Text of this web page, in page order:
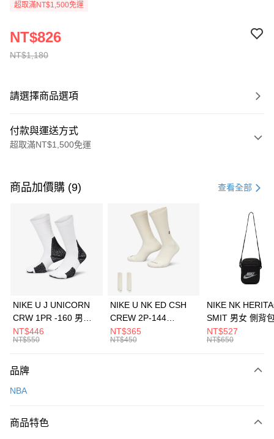
超取滿NT$1,500免運
NT$1,180
NT$826
請選擇商品選項
付款與運送方式
超取滿NT$1,500免運
信用卡一次付款
3 期 0 利率 每期 21家銀行
合作金庫商業銀行
第一商業銀行
華南商業銀行
彰化商業銀行
上海商業儲蓄銀行
元大商業銀行
台灣樂天信用卡公司
Apple Pay
全盈+PAY
AFTEE先享後付
【關於「AFTEE先享後付」】
便利好安心！
３．安心：先確認商品／服務後，再付款。
運送方式
每筆NT$100，滿NT$1,500(含以上)免運費
商品加價購 (9) 查看全部
NIKE U J UNICORN
CRW 1PR -160 男女
中統襪 FZ3393100
NT$446
NT$550
NIKE U NK ED CSH
CREW 2P-144
EMBRDY 男女 短統襪
FZ3073133
NT$365
NT$450
NIKE NK
SMIT 男女 側背
BA5871010
NT$527
NT$650
品牌
NBA
商品特色